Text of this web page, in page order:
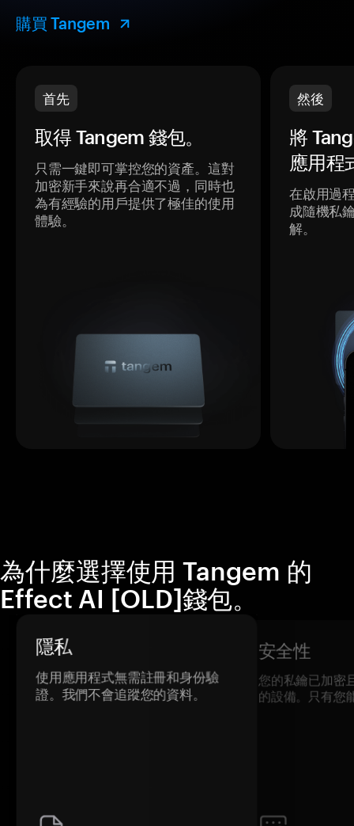
購買 Tangem
首先
取得 Tangem 錢包。
只需一鍵即可掌控您的資產。這對
加密新手來說再合適不過，同時也
為有經驗的用戶提供了極佳的使用
體驗。
然後
將
應用程
在啟用過
成隨機私
解。
為什麼選擇使用 Tangem 的
Effect AI [OLD]錢包。
隱私
使用應用程式無需註冊和身份驗
證。我們不會追蹤您的資料。
安全性
您的私鑰已加密
的設備。只有您